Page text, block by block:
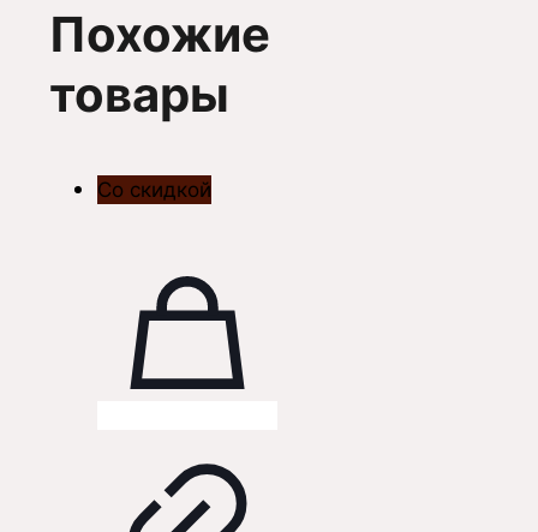
Похожие
товары
Со скидкой